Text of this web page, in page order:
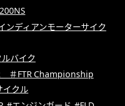
ディアンモーターサイク
バイク
＃FTR Championship
クル